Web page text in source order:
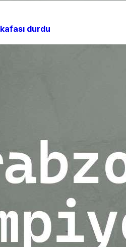
45 artı 12’inci saniye de kafası durdu